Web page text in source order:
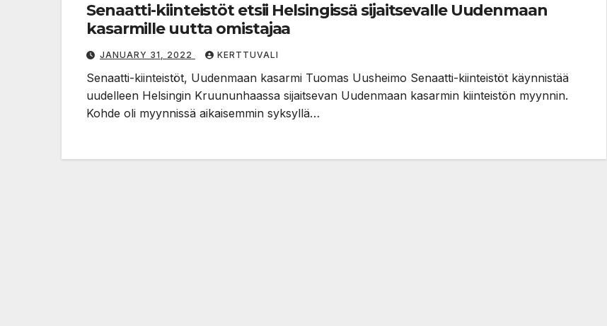
Senaatti-kiinteistöt etsii Helsingissä sijaitsevalle Uudenmaan
kasarmille uutta omistajaa
JANUARY 31, 2022 KERTTUVALI
Senaatti-kiinteistöt, Uudenmaan kasarmi Tuomas Uusheimo Senaatti-kiinteistöt käynnistää
uudelleen Helsingin Kruununhaassa sijaitsevan Uudenmaan kasarmin kiinteistön myynnin.
Kohde oli myynnissä aikaisemmin syksyllä…